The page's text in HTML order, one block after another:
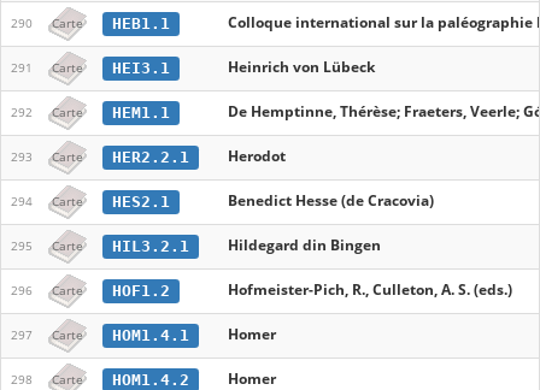
290 Carte HEB1.1 Colloque international sur la paléographie
291 Carte HEI3.1 Heinrich von Lübeck
292 Carte HEM1.1 De Hemptinne, Thérèse; Fraeters, Veerle;
293 Carte HER2.2.1 Herodot
294 Carte HES2.1 Benedict Hesse (de Cracovia)
295 Carte HIL3.2.1 Hildegard din Bingen
296 Carte HOF1.2 Hofmeister-Pich, R., Culleton, A. S. (eds.)
297 Carte HOM1.4.1 Homer
298 Carte HOM1.4.2 Homer